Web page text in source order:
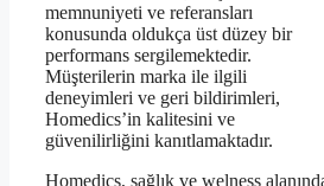
memnuniyeti ve referansları
konusunda oldukça üst düzey bir
performans sergilemektedir.
Müşterilerin marka ile ilgili
deneyimleri ve geri bildirimleri,
Homedics’in kalitesini ve
güvenilirliğini kanıtlamaktadır.
Homedics, sağlık ve welness